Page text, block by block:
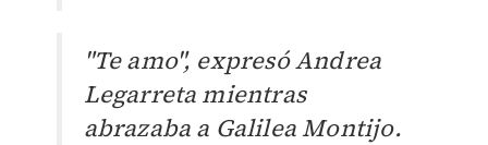
"Te amo", expresó Andrea
Legarreta mientras
abrazaba a Galilea Montijo.